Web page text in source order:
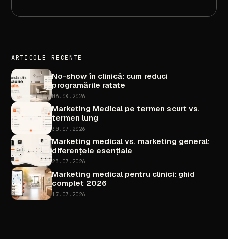
ARTICOLE RECENTE
No-show în clinică: cum reduci
programările ratate
06.08.2026
Marketing Medical pe termen scurt vs.
termen lung
30.07.2026
Marketing medical vs. marketing general:
diferențele esențiale
23.07.2026
Marketing medical pentru clinici: ghid
complet 2026
17.07.2026